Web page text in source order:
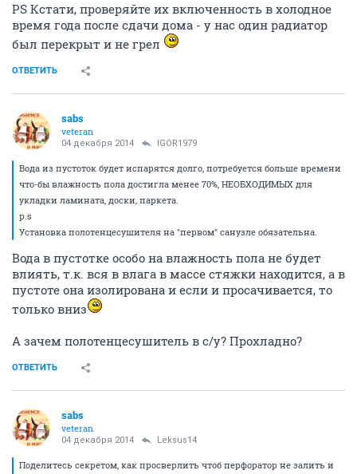
PS Кстати, проверяйте их включенность в холодное
время года после сдачи дома - у нас один радиатор
был перекрыт и не грел
ОТВЕТИТЬ
sabs
veteran
04 декабря 2014 IGOR1979
Вода из пустоток будет испарятся долго, потребуется больше времени
что-бы влажность пола достигла менее 70%, НЕОБХОДИМЫХ для
укладки ламината, доски, паркета.
p.s
Установка полотенцесушителя на "первом" санузле обязательна.
Вода в пустотке особо на влажность пола не будет
влиять, т.к. вся в влага в массе стяжки находится, а в
пустоте она изолирована и если и просачивается, то
только вниз
А зачем полотенцесушитель в с/у? Прохладно?
ОТВЕТИТЬ
sabs
veteran
04 декабря 2014 Leksus14
Поделитесь секретом, как просверлить чтоб перфоратор не залить и